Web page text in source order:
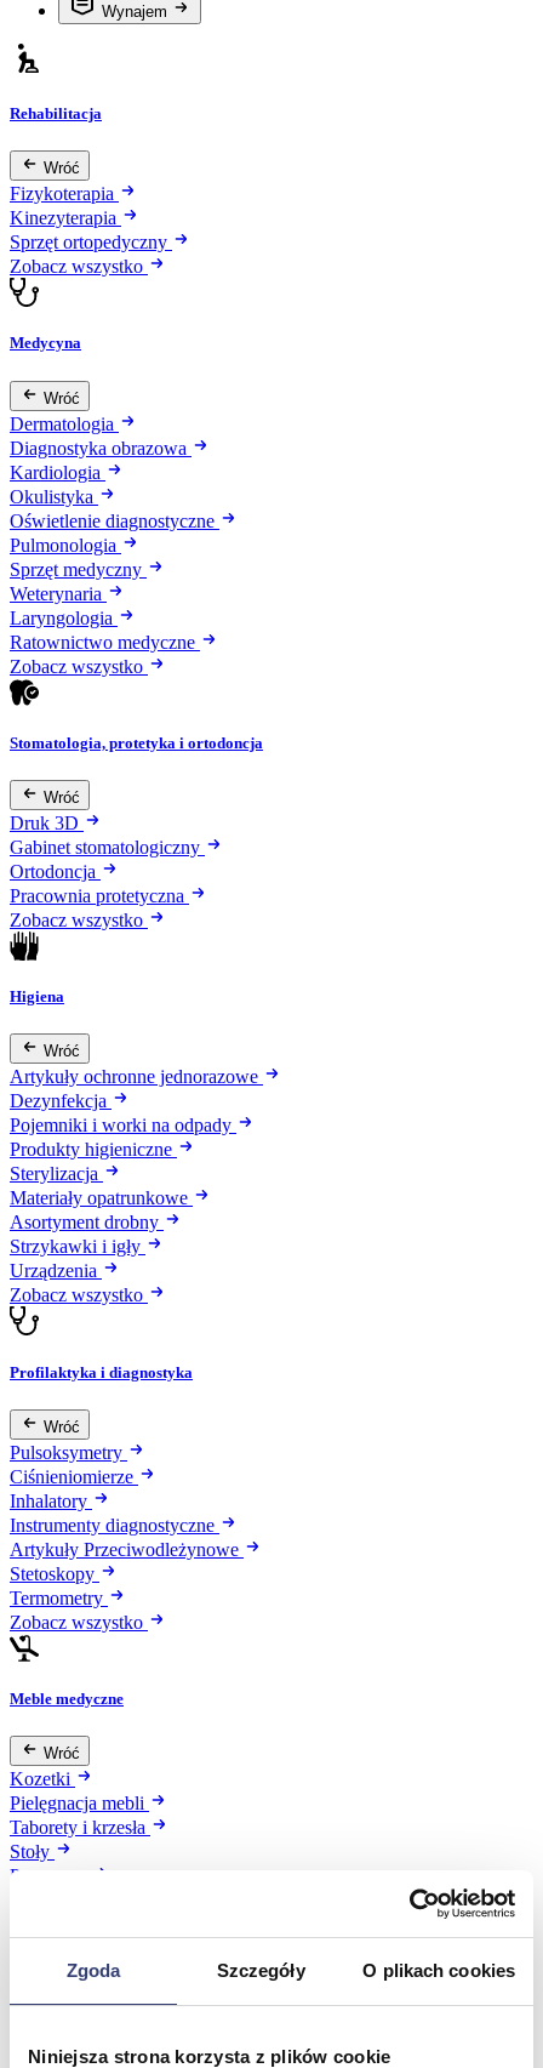
Zgoda Szczegóły O plikach cookies
Niniejsza strona korzysta z plików cookie
Wynajem
Rehabilitacja
Wróć
Fizykoterapia
Kinezyterapia
Sprzęt ortopedyczny
Zobacz wszystko
Medycyna
Wróć
Dermatologia
Diagnostyka obrazowa
Kardiologia
Okulistyka
Oświetlenie diagnostyczne
Pulmonologia
Sprzęt medyczny
Weterynaria
Laryngologia
Ratownictwo medyczne
Zobacz wszystko
Stomatologia, protetyka i ortodoncja
Wróć
Druk 3D
Gabinet stomatologiczny
Ortodoncja
Pracownia protetyczna
Zobacz wszystko
Higiena
Wróć
Artykuły ochronne jednorazowe
Dezynfekcja
Pojemniki i worki na odpady
Produkty higieniczne
Sterylizacja
Materiały opatrunkowe
Asortyment drobny
Strzykawki i igły
Urządzenia
Zobacz wszystko
Profilaktyka i diagnostyka
Wróć
Pulsoksymetry
Ciśnieniomierze
Inhalatory
Instrumenty diagnostyczne
Artykuły Przeciwodleżynowe
Stetoskopy
Termometry
Zobacz wszystko
Meble medyczne
Wróć
Kozetki
Pielęgnacja mebli
Taborety i krzesła
Stoły
Parawany
Spa & Wellness
Wróć